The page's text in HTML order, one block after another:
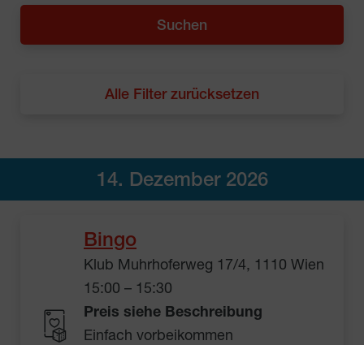
Alle Filter zurücksetzen
14. Dezember 2026
Bingo
Klub Muhrhoferweg 17/4, 1110 Wien
15:00 – 15:30
Preis siehe Beschreibung
Einfach vorbeikommen